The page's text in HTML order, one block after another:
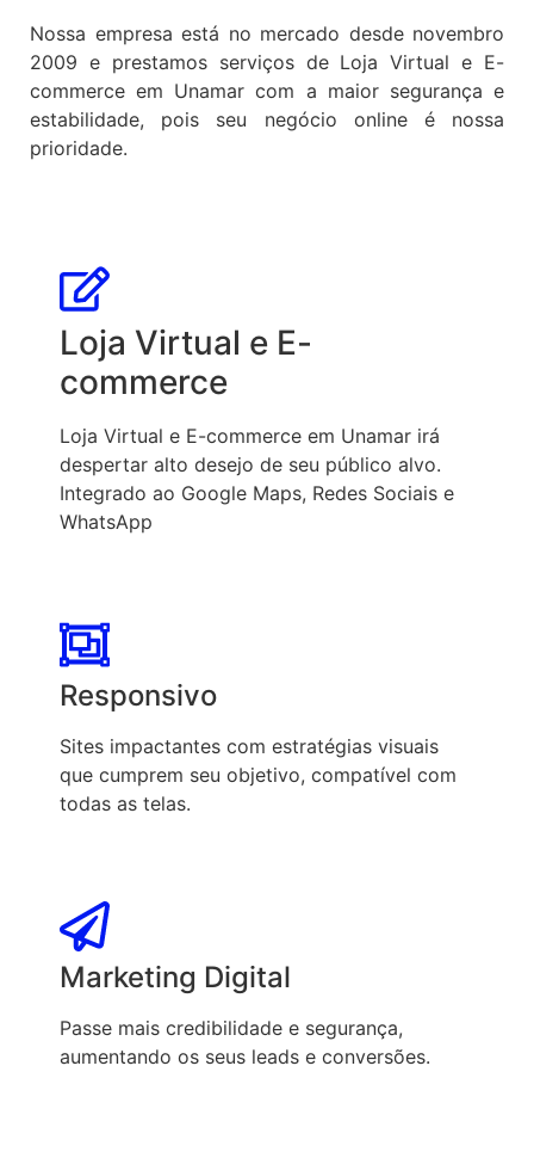
Nossa empresa está no mercado desde novembro
2009 e prestamos serviços de Loja Virtual e E-
commerce em Unamar com a maior segurança e
estabilidade, pois seu negócio online é nossa
prioridade.
Loja Virtual e E-
commerce
Loja Virtual e E-commerce em Unamar irá
despertar alto desejo de seu público alvo.
Integrado ao Google Maps, Redes Sociais e
WhatsApp
Responsivo
Sites impactantes com estratégias visuais
que cumprem seu objetivo, compatível com
todas as telas.
Marketing Digital
Passe mais credibilidade e segurança,
aumentando os seus leads e conversões.